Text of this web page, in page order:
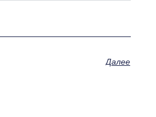
Далее